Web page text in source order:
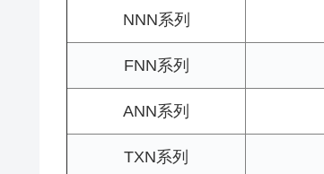
NNN系列
FNN系列
ANN系列
TXN系列